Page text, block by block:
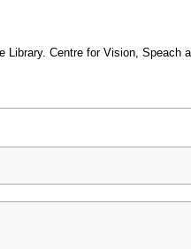
Library. Centre for Vision, Speach